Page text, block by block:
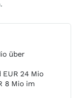
über
EUR 24 Mio
8 Mio im